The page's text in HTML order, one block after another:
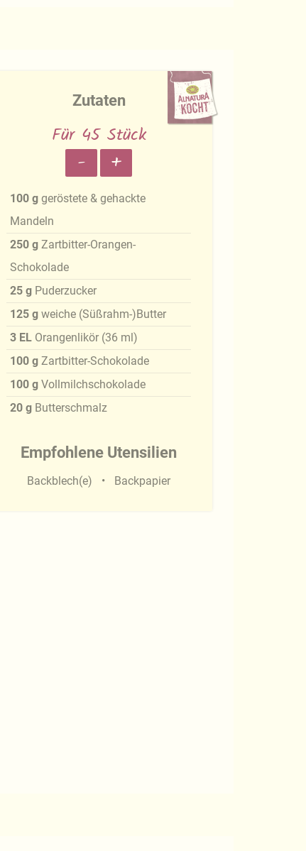
Zutaten
Für 45 Stück
- +
100 g geröstete & gehackte
Mandeln
250 g Zartbitter-Orangen-
Schokolade
25 g Puderzucker
125 g weiche (Süßrahm-)Butter
3 EL Orangenlikör (36 ml)
100 g Zartbitter-Schokolade
100 g Vollmilchschokolade
20 g Butterschmalz
Empfohlene Utensilien
Backblech(e) Backpapier